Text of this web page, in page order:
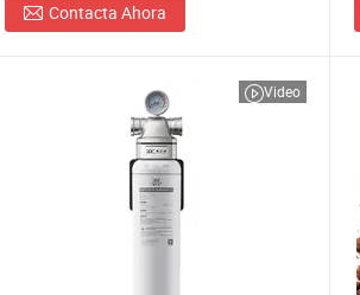
Contacta Ahora
Video